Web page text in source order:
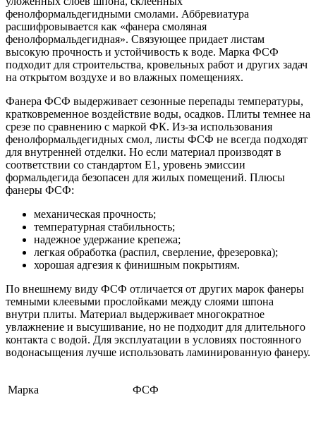
фенолформальдегидными смолами. Аббревиатура
расшифровывается как «фанера смоляная
фенолформальдегидная». Связующее придает листам
высокую прочность и устойчивость к воде. Марка ФСФ
подходит для строительства, кровельных работ и других задач
на открытом воздухе и во влажных помещениях.
Фанера ФСФ выдерживает сезонные перепады температуры,
кратковременное воздействие воды, осадков. Плиты темнее на
срезе по сравнению с маркой ФК. Из-за использования
фенолформальдегидных смол, листы ФСФ не всегда подходят
для внутренней отделки. Но если материал производят в
соответствии со стандартом Е1, уровень эмиссии
формальдегида безопасен для жилых помещений. Плюсы
фанеры ФСФ:
механическая прочность;
температурная стабильность;
надежное удержание крепежа;
легкая обработка (распил, сверление, фрезеровка);
хорошая адгезия к финишным покрытиям.
По внешнему виду ФСФ отличается от других марок фанеры
темными клеевыми прослойками между слоями шпона
внутри плиты. Материал выдерживает многократное
увлажнение и высушивание, но не подходит для длительного
контакта с водой. Для эксплуатации в условиях постоянного
водонасыщения лучше использовать ламинированную фанеру.
Марка ФСФ